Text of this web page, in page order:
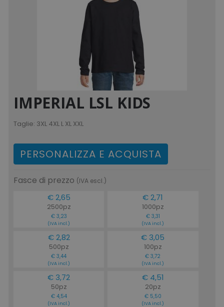
IMPERIAL LSL KIDS
Taglie: 3XL 4XL L XL XXL
PERSONALIZZA E ACQUISTA
Fasce di prezzo (IVA escl.)
€ 2,65
2500pz
€ 3,23
(IVA incl.)
€ 2,71
1000pz
€ 3,31
(IVA incl.)
€ 2,82
500pz
€ 3,44
(IVA incl.)
€ 3,05
100pz
€ 3,72
(IVA incl.)
€ 3,72
50pz
€ 4,54
(IVA incl.)
€ 4,51
20pz
€ 5,50
(IVA incl.)